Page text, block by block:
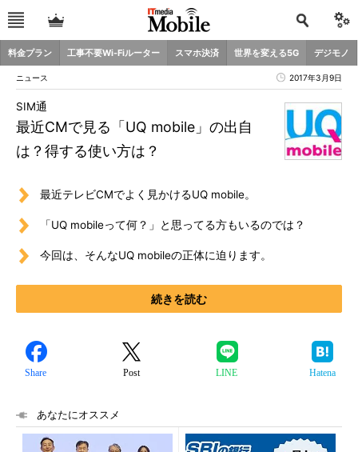
料金プラン 工事不要Wi-Fiルーター スマホ決済 世界を変える5G デジモノ
ニュース 2017年3月9日
最近CMで見る「UQ mobile」の出自
は？得する使い方は？
SIM通
最近テレビCMでよく見かけるUQ mobile。
「UQ mobileって何？」と思ってる方もいるのでは？
今回は、そんなUQ mobileの正体に迫ります。
続きを読む
Share Post LINE Hatena
あなたにオススメ